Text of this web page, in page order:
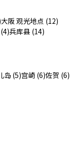
大阪 观光地点 (12)
兵库县 (14)
岛 (5)宫崎 (6)佐贺 (6)